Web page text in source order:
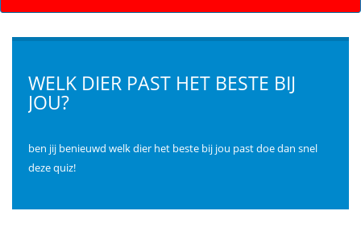
WELK DIER PAST HET BESTE BIJ
JOU?
ben jij benieuwd welk dier het beste bij jou past doe dan snel
deze quiz!